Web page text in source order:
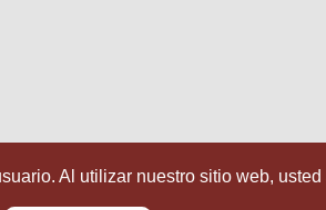
Al utilizar nuestro sitio web,